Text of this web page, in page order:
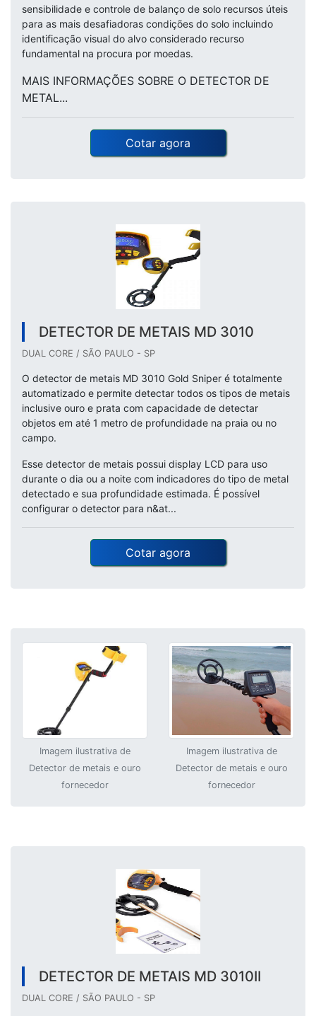
sensibilidade e controle de balanço de solo recursos úteis
para as mais desafiadoras condições do solo incluindo
identificação visual do alvo considerado recurso
fundamental na procura por moedas.
MAIS INFORMAÇÕES SOBRE O DETECTOR DE
METAL...
Cotar agora
DETECTOR DE METAIS MD 3010
DUAL CORE / SÃO PAULO - SP
O detector de metais MD 3010 Gold Sniper é totalmente
automatizado e permite detectar todos os tipos de metais
inclusive ouro e prata com capacidade de detectar
objetos em até 1 metro de profundidade na praia ou no
campo.
Esse detector de metais possui display LCD para uso
durante o dia ou a noite com indicadores do tipo de metal
detectado e sua profundidade estimada. É possível
configurar o detector para n&at...
Cotar agora
Imagem ilustrativa de
Detector de metais e ouro
fornecedor
Imagem ilustrativa de
Detector de metais e ouro
fornecedor
DETECTOR DE METAIS MD 3010II
DUAL CORE / SÃO PAULO - SP